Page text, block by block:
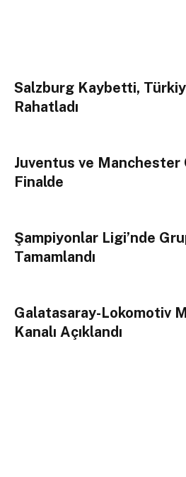
Salzburg Kaybetti,
Rahatladı
Juventus ve Manchester
Finalde
Şampiyonlar Ligi’nde
Tamamlandı
Galatasaray-Lokomotiv
Kanalı Açıklandı